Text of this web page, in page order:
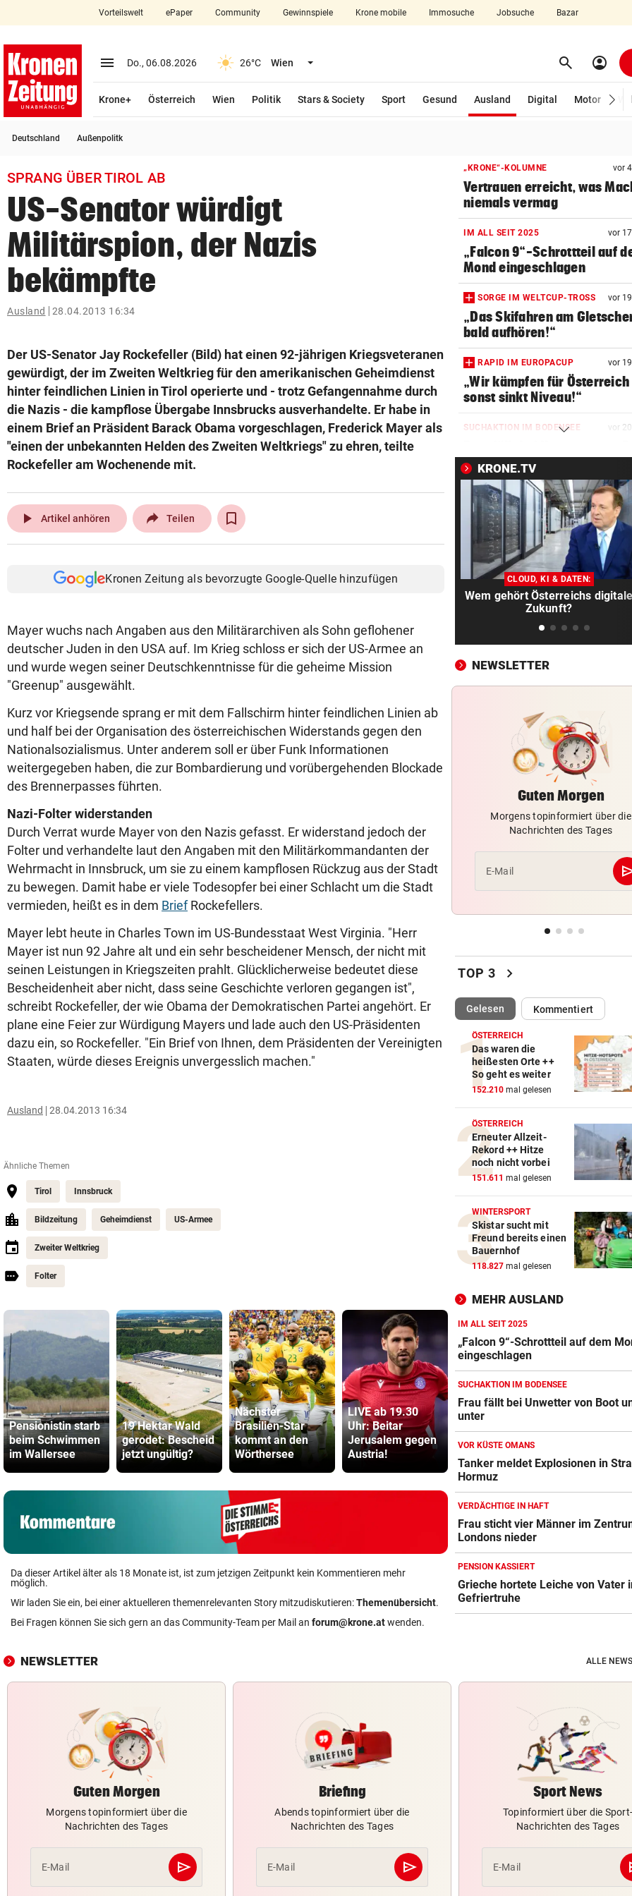
closeSchließen
account_circle Anmelden
arrow_right
bookmark
search
Suchbegriff
eingeben
Vorteilswelt ePaper Community Gewinnspiele Krone mobile Immosuche Jobsuche Bazar
menu Menü aufklappen
Do., 06.08.2026 26°C Wien Menü aufklappen search Suchen
account_circle
Krone+ Österreich Wien Politik Stars & Society Sport Gesund Ausland
Digital
Motor
Deutschland Außenpolitk
SPRANG ÜBER TIROL AB
US-Senator würdigt
Militärspion, der Nazis
bekämpfte
Ausland 28.04.2013 16:34
Der US-Senator Jay Rockefeller (Bild) hat einen 92-jährigen Kriegsveteranen
gewürdigt, der im Zweiten Weltkrieg für den amerikanischen Geheimdienst
hinter feindlichen Linien in Tirol operierte und - trotz Gefangennahme durch
die Nazis - die kampflose Übergabe Innsbrucks ausverhandelte. Er habe in
einem Brief an Präsident Barack Obama vorgeschlagen, Frederick Mayer als
"einen der unbekannten Helden des Zweiten Weltkriegs" zu ehren, teilte
Rockefeller am Wochenende mit.
play_arrow Artikel anhören Teilen
Kronen Zeitung als bevorzugte Google-Quelle hinzufügen
Mayer wuchs nach Angaben aus den Militärarchiven als Sohn geflohener
deutscher Juden in den USA auf. Im Krieg schloss er sich der US-Armee an
und wurde wegen seiner Deutschkenntnisse für die geheime Mission
"Greenup" ausgewählt.
Kurz vor Kriegsende sprang er mit dem Fallschirm hinter feindlichen Linien ab
und half bei der Organisation des österreichischen Widerstands gegen den
Nationalsozialismus. Unter anderem soll er über Funk Informationen
weitergegeben haben, die zur Bombardierung und vorübergehenden Blockade
des Brennerpasses führten.
Nazi-Folter widerstanden
Durch Verrat wurde Mayer von den Nazis gefasst. Er widerstand jedoch der
Folter und verhandelte laut den Angaben mit den Militärkommandanten der
Wehrmacht in Innsbruck, um sie zu einem kampflosen Rückzug aus der Stadt
zu bewegen. Damit habe er viele Todesopfer bei einer Schlacht um die Stadt
vermieden, heißt es in dem BriefRockefellers.
Mayer lebt heute in Charles Town im US-Bundesstaat West Virginia. "Herr
Mayer ist nun 92 Jahre alt und ein sehr bescheidener Mensch, der nicht mit
seinen Leistungen in Kriegszeiten prahlt. Glücklicherweise bedeutet diese
Bescheidenheit aber nicht, dass seine Geschichte verloren gegangen ist",
schreibt Rockefeller, der wie Obama der Demokratischen Partei angehört. Er
plane eine Feier zur Würdigung Mayers und lade auch den US-Präsidenten
dazu ein, so Rockefeller. "Ein Brief von Ihnen, dem Präsidenten der Vereinigten
Staaten, würde dieses Ereignis unvergesslich machen."
Ausland 28.04.2013 16:34
Ähnliche Themen
Tirol Innsbruck
Bildzeitung Geheimdienst US-Armee
Zweiter Weltkrieg
Folter
Pensionistin starb
beim Schwimmen
im Wallersee
19 Hektar Wald
gerodet: Bescheid
jetzt ungültig?
Nächster
Brasilien-Star
kommt an den
Wörthersee
LIVE ab 19.30
Uhr: Beitar
Jerusalem gegen
Austria!
Vergleich mit
Da dieser Artikel älter als 18 Monate ist, ist zum jetzigen Zeitpunkt kein Kommentieren mehr
möglich.
Wir laden Sie ein, bei einer aktuelleren themenrelevanten Story mitzudiskutieren:Themenübersicht.
Bei Fragen können Sie sich gern an das Community-Team per Mail an forum@krone.atwenden.
„KRONE“-KOLUMNE vor
Vertrauen erreicht, was
niemals vermag
IM ALL SEIT 2025 vor
„Falcon 9“-Schrottteil auf
Mond eingeschlagen
SORGE IM WELTCUP-TROSS vor
„Das Skifahren am
bald aufhören!“
RAPID IM EUROPACUP vor
„Wir kämpfen für Österreich
sonst sinkt Niveau!“
SUCHAKTION IM BODENSEE vor
und geht unter
CHAMPIONS-LEAGUE-TRAUM vor 24
„Wir leben noch!“ Sturm zeigt
sich kämpferisch
„KRONE“ TRAF IHN vor
So offen sprach Brasilien-
vor Salzburg-Match
300 Tage im Jahr lassen
Allergiker niesen
FIFA UND INFANTINO vor
und neue Vorwürfe
VOR KÜSTE OMANS vor
Tanker meldet Explosionen in
Straße von Hormuz
URTEIL GEFALLEN vor 2
Altacher Kies-Krieg: Gericht
Franz Kopf recht
vor
heimische Fischwelt
Das böse Spiel mit dem
„LOHNT SICH NICHT“
So viel entgeht Staat durch
freiwillige Teilzeit
VON IT BIS DOKU-FILM vor
Hackeln statt faulenzen: So
läuft‘s bei Ferialjobs
„KRONE“-INTERVIEW vor
Bibiza: „Der Vergleich mit
ist mir egal“
So stehen Ermittlungen im
„SOS-Kinderdorf“
MANNINGER UNFALLSTELLE vor
„Wir sind froh, aber Alex
PROJEKT IN OHLSDORF
19 Hektar Wald gerodet:
jetzt ungültig?
„KRONE“-KOMMENTAR
Liebe Regierung, das ist jetzt
genug heiße Luft!
KRONE.TV
CLOUD, KI & DATEN:
Wem gehört Österreichs digitale
Zukunft?
NEWSLETTER
Guten Morgen
Morgens topinformiert über die
Nachrichten des Tages
E-Mail
TOP 3 chevron_right
Gelesen(ausgewählt)Kommentiert
ÖSTERREICH
Das waren die
heißesten Orte ++
So geht es weiter
152.210 mal gelesen
ÖSTERREICH
Erneuter Allzeit-
Rekord ++ Hitze
noch nicht vorbei
151.611 mal gelesen
WINTERSPORT
Skistar sucht mit
Freund bereits einen
Bauernhof
118.827 mal gelesen
MEHR AUSLAND
IM ALL SEIT 2025
„Falcon 9“-Schrottteil auf dem
eingeschlagen
SUCHAKTION IM BODENSEE
Frau fällt bei Unwetter von Boot
unter
VOR KÜSTE OMANS
Tanker meldet Explosionen in
Hormuz
VERDÄCHTIGE IN HAFT
Frau sticht vier Männer im
Londons nieder
PENSION KASSIERT
Grieche hortete Leiche von Vater
Gefriertruhe
NEWSLETTER ALLE
Guten Morgen
Morgens topinformiert über die
Nachrichten des Tages
E-Mail send
Abschicken
Briefing
Abends topinformiert über die
Nachrichten des Tages
E-Mail send
Abschicken
Sport News
Topinformiert über die Sport-
Nachrichten des Tages
E-Mail